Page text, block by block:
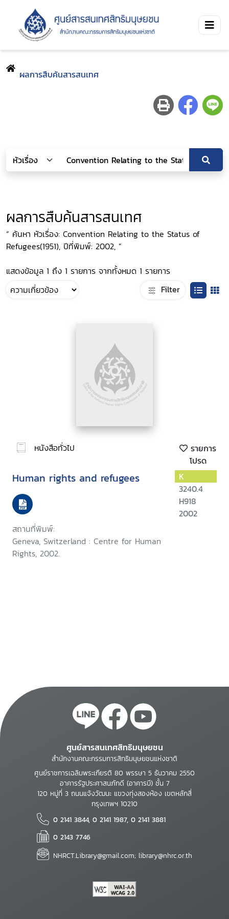
ผลการสืบค้นสารสนเทศ
ผลการสืบค้นสารสนเทศ
“ ค้นหา หัวเรื่อง: Convention Relating to the Status of
Refugees(1951), ปีที่พิมพ์: 2002, ”
แสดงข้อมูล 1 ถึง 1 รายการ จากทั้งหมด 1 รายการ
Filter
หนังสือทั่วไป
รายการ
โปรด
Human rights and refugees
สถานที่พิมพ์:
Geneva, Switzerland : Centre for Human
Rights, 2002.
K
3240.4
H918
2002
ศูนย์สารสนเทศสิทธิมนุษยชน
สำนักงานคณะกรรมการสิทธิมนุษยชนแห่งชาติ
ศูนย์ราชการเฉลิมพระเกียรติ 80 พรรษา 5 ธันวาคม 2550
อาคารรัฐประศาสนภักดี (อาคารบี) ชั้น 7
120 หมู่ที่ 3 ถนนแจ้งวัฒนะ แขวงทุ่งสองห้อง เขตหลักสี่
กรุงเทพฯ 10210
0 2141 3844, 0 2141 1987, 0 2141 3881
0 2143 7746
NHRCT.Library@gmail.com; library@nhrc.or.th